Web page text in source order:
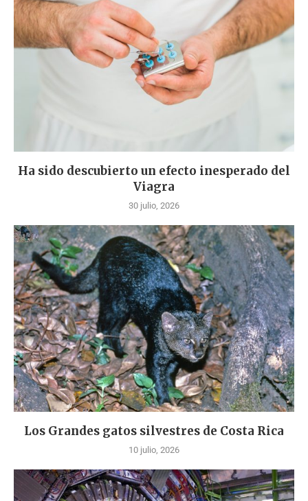
Ha sido descubierto un efecto inesperado del
Viagra
30 julio, 2026
Los Grandes gatos silvestres de Costa Rica
10 julio, 2026